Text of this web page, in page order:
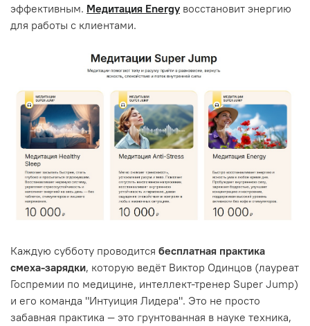
эффективным. Медитация Energy восстановит энергию
для работы с клиентами.
Каждую субботу проводится бесплатная практика
смеха-зарядки, которую ведёт Виктор Одинцов (лауреат
Госпремии по медицине, интеллект-тренер Super Jump)
и его команда "Интуиция Лидера". Это не просто
забавная практика — это грунтованная в науке техника,